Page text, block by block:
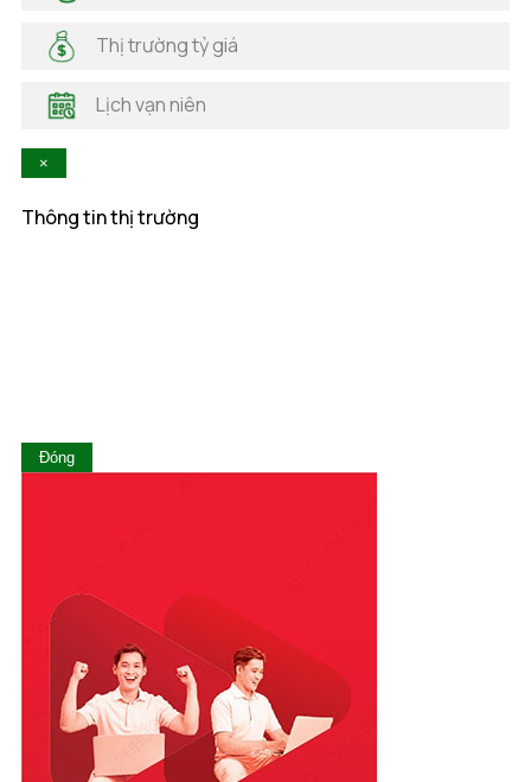
Hà Tĩnh
Hòa Bình
Lai Châu
Quảng Ngãi
Quảng Ninh
Quảng Trị
Sóc Trăng
Sơn La
Tây Ninh
Thái Bình
Thị trường tỷ giá
Lịch vạn niên
×
Thông tin thị trường
Đóng